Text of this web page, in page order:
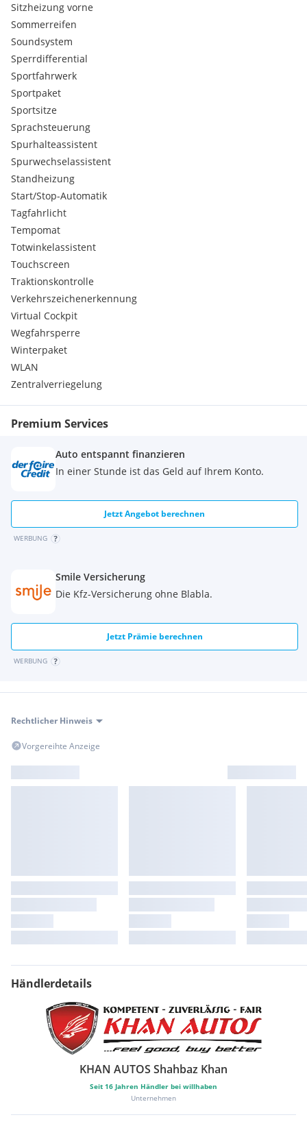
Sitzkühlung
elektrische Sitze vorne mit Memory
360 Grad Kamera
Sitzheizung vorne
Sommerreifen
Soundsystem
Sperrdifferential
Sportfahrwerk
Sportpaket
Sportsitze
Sprachsteuerung
Spurhalteassistent
Spurwechselassistent
Standheizung
Start/Stop-Automatik
Tagfahrlicht
Tempomat
Totwinkelassistent
Touchscreen
Traktionskontrolle
Verkehrszeichenerkennung
Virtual Cockpit
Wegfahrsperre
Winterpaket
WLAN
Zentralverriegelung
Premium Services
Auto entspannt finanzieren
In einer Stunde ist das Geld auf Ihrem Konto.
Jetzt Angebot berechnen
WERBUNG
Smile Versicherung
Die Kfz-Versicherung ohne Blabla.
Jetzt Prämie berechnen
WERBUNG
Rechtlicher Hinweis
Vorgereihte Anzeige
Händlerdetails
KHAN AUTOS Shahbaz Khan
Seit 16 Jahren Händler bei willhaben
Unternehmen